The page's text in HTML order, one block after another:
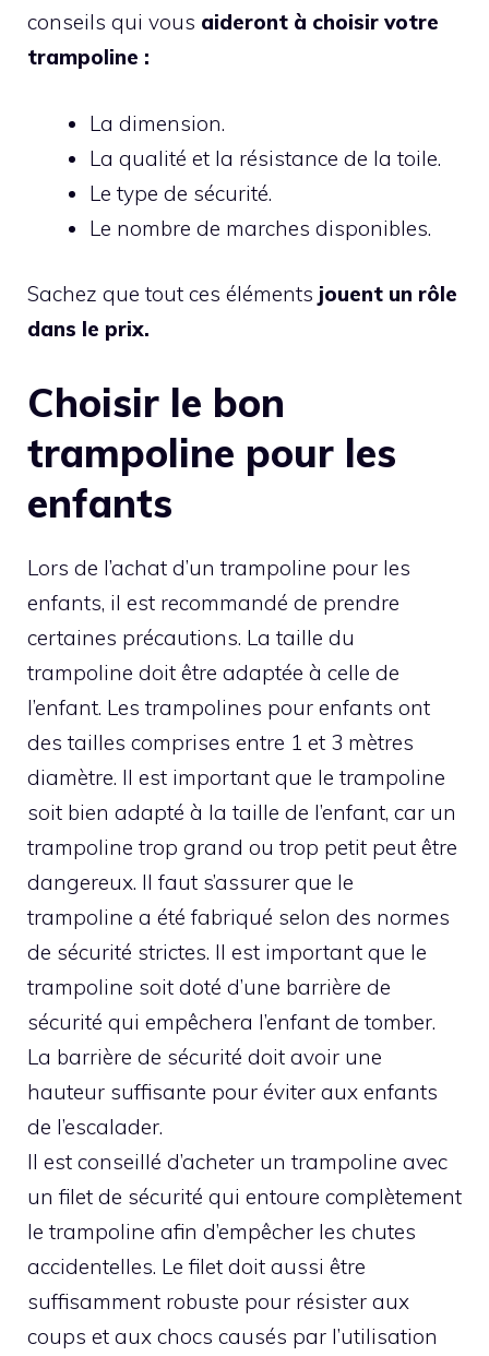
conseils qui vous aideront à choisir votre
trampoline :
La dimension.
La qualité et la résistance de la toile.
Le type de sécurité.
Le nombre de marches disponibles.
Sachez que tout ces éléments jouent un rôle
dans le prix.
Choisir le bon
trampoline pour les
enfants
Lors de l’achat d’un trampoline pour les
enfants, il est recommandé de prendre
certaines précautions. La taille du
trampoline doit être adaptée à celle de
l’enfant. Les trampolines pour enfants ont
des tailles comprises entre 1 et 3 mètres
diamètre. Il est important que le trampoline
soit bien adapté à la taille de l’enfant, car un
trampoline trop grand ou trop petit peut être
dangereux. Il faut s’assurer que le
trampoline a été fabriqué selon des normes
de sécurité strictes. Il est important que le
trampoline soit doté d’une barrière de
sécurité qui empêchera l’enfant de tomber.
La barrière de sécurité doit avoir une
hauteur suffisante pour éviter aux enfants
de l’escalader.
Il est conseillé d’acheter un trampoline avec
un filet de sécurité qui entoure complètement
le trampoline afin d’empêcher les chutes
accidentelles. Le filet doit aussi être
suffisamment robuste pour résister aux
coups et aux chocs causés par l’utilisation